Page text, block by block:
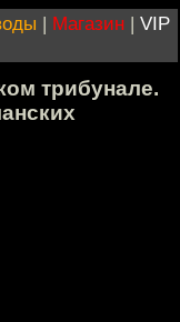
| Магазин | VIP
трибунале.